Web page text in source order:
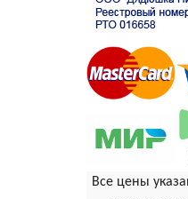
Все цены